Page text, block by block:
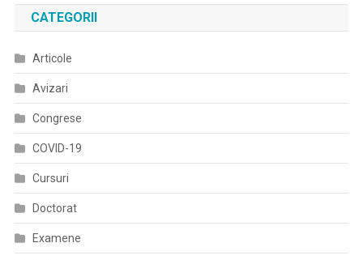
CATEGORII
Articole
Avizari
Congrese
COVID-19
Cursuri
Doctorat
Examene